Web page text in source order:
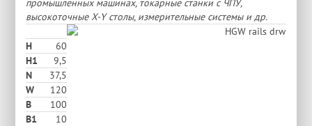
промышленных машинах, токарные станки с ЧПУ,
высокоточные X-Y столы, измерительные системы и др.
H
60
H1
9,5
N
37,5
W
120
В
100
B1
10